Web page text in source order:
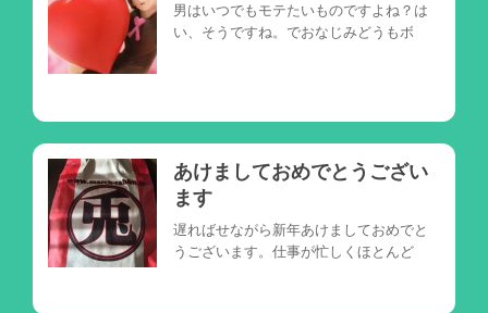
男はいつでもモテたいものですよね？は
い、そうですね。でおなじみどうもボ
あけましておめでとうござい
ます
遅ればせながら新年あけましておめでと
うございます。仕事が忙しくほとんど